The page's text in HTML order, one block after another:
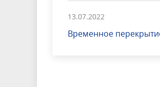
13.07.2022
Временное